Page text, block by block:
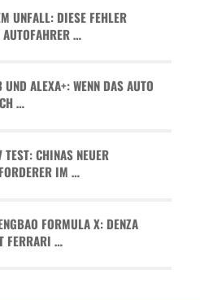
UNFALL: DIESE FEHLER
AUTOFAHRER …
ALEXA+: WENN DAS AUTO
…
TEST: CHINAS NEUER
IM …
FORMULA X: DENZA
FERRARI …